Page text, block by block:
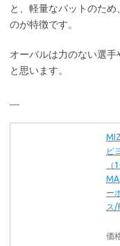
と、軽量なバットのた
のが特徴です。
オーバルは力のない選
と思います。
ビ
（
ー
ス/
価